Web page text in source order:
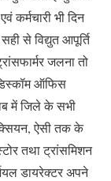
कर्मचारी भी दिन
से विद्युत आपूर्ति
जलना तो
ऑफिस
में जिले के सभी
ऐसी तक के
तथा ट्रांसमिशन
डायरेक्टर अपने